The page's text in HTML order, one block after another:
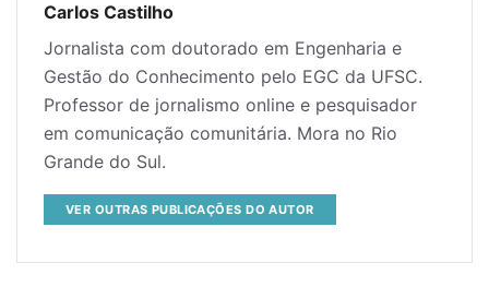
Carlos Castilho
Jornalista com doutorado em Engenharia e
Gestão do Conhecimento pelo EGC da UFSC.
Professor de jornalismo online e pesquisador
em comunicação comunitária. Mora no Rio
Grande do Sul.
VER OUTRAS PUBLICAÇÕES DO AUTOR